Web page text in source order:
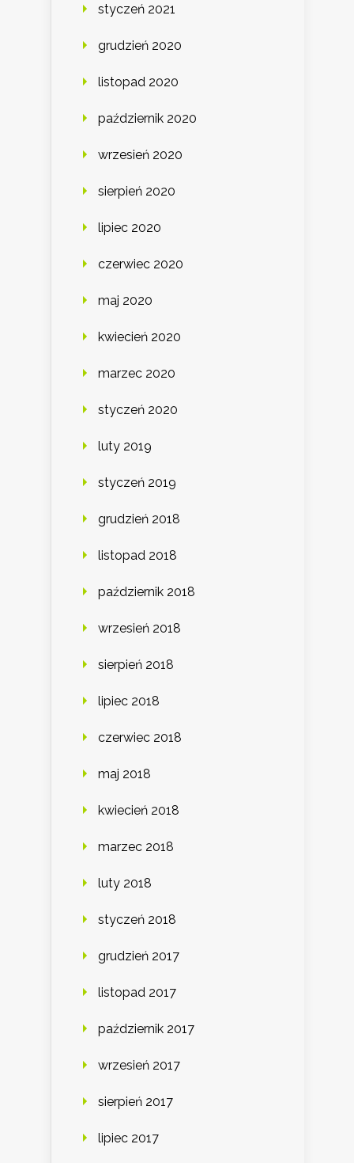
styczeń 2021
grudzień 2020
listopad 2020
październik 2020
wrzesień 2020
sierpień 2020
lipiec 2020
czerwiec 2020
maj 2020
kwiecień 2020
marzec 2020
styczeń 2020
luty 2019
styczeń 2019
grudzień 2018
listopad 2018
październik 2018
wrzesień 2018
sierpień 2018
lipiec 2018
czerwiec 2018
maj 2018
kwiecień 2018
marzec 2018
luty 2018
styczeń 2018
grudzień 2017
listopad 2017
październik 2017
wrzesień 2017
sierpień 2017
lipiec 2017